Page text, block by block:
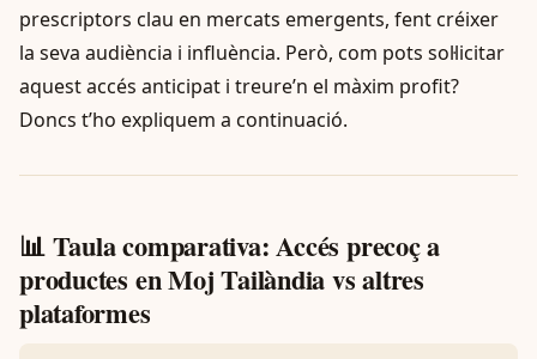
prescriptors clau en mercats emergents, fent créixer
la seva audiència i influència. Però, com pots sol·licitar
aquest accés anticipat i treure’n el màxim profit?
Doncs t’ho expliquem a continuació.
📊 Taula comparativa: Accés precoç a
productes en Moj Tailàndia vs altres
plataformes